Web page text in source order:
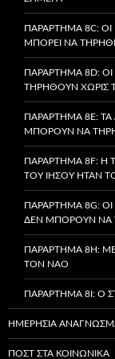
ΠΑΡΆΡΤΗΜΑ 8C: ΟΙ
ΜΠΟΡΕΊ ΝΑ
ΠΑΡΆΡΤΗΜΑ 8D:
ΤΗΡΗΘΟΎΝ ΧΩΡΊΣ
ΠΑΡΆΡΤΗΜΑ 8E: ΤΑ
ΜΠΟΡΟΎΝ ΝΑ
ΠΑΡΆΡΤΗΜΑ 8F: Η
ΤΟΥ ΙΗΣΟΎ ΉΤΑΝ
ΠΑΡΆΡΤΗΜΑ 8G:
ΔΕΝ ΜΠΟΡΟΎΝ ΝΑ
ΠΑΡΆΡΤΗΜΑ 8H:
ΤΟΝ ΝΑΌ
ΠΑΡΆΡΤΗΜΑ 8I: Ο
ΗΜΕΡΉΣΙΑ
ΠΟΣΤ ΣΤΑ ΚΟΙΝΩΝΙΚΆ